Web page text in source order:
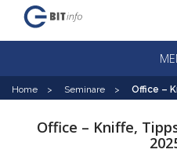
Home > Seminare > Office –
Office – Kniffe,